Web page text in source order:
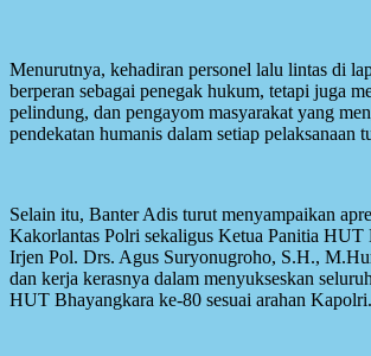
Menurutnya, kehadiran personel lalu lintas di
berperan sebagai penegak hukum, tetapi juga
pelindung, dan pengayom masyarakat yang
pendekatan humanis dalam setiap pelaksanaan
Selain itu, Banter Adis turut menyampaikan
Kakorlantas Polri sekaligus Ketua Panitia HUT
Irjen Pol. Drs. Agus Suryonugroho, S.H.,
dan kerja kerasnya dalam menyukseskan
HUT Bhayangkara ke-80 sesuai arahan Kapolri.